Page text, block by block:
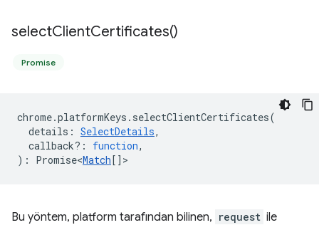
selectClientCertificates()
Promise
chrome.platformKeys . selectClientCertificates(
details : SelectDetails,
callback? : function,
) : Promise<Match[] >
Bu yöntem, platform tarafından bilinen, request ile